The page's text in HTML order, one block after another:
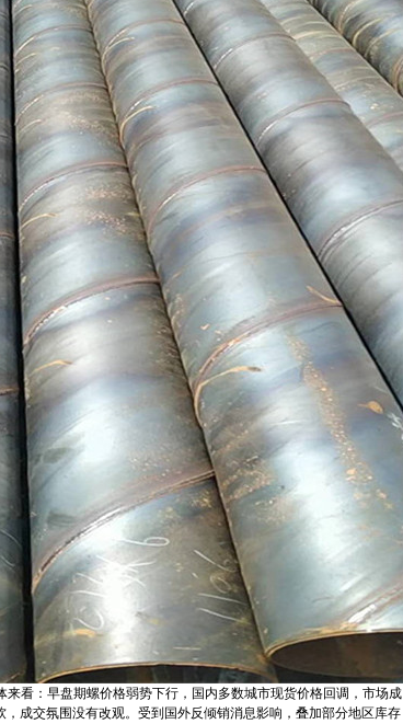
看：早盘期螺价格弱势下行，国内多数城市现货价格回调，市场成
成交氛围没有改观。受到国外反倾销消息影响，叠加部分地区库存